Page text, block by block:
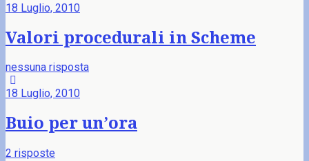
18 Luglio, 2010
Valori procedurali in Scheme
nessuna risposta
18 Luglio, 2010
Buio per un’ora
2 risposte